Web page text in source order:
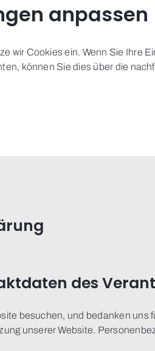
anpassen
wir Cookies ein. Wenn Sie Ihre
können Sie dies über die
des
besuchen, und bedanken
unserer Website.